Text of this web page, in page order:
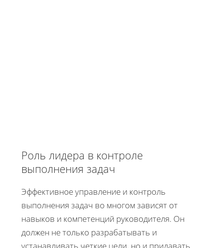
Роль лидера в контроле
выполнения задач
Эффективное управление и контроль
выполнения задач во многом зависят от
навыков и компетенций руководителя. Он
должен не только разрабатывать и